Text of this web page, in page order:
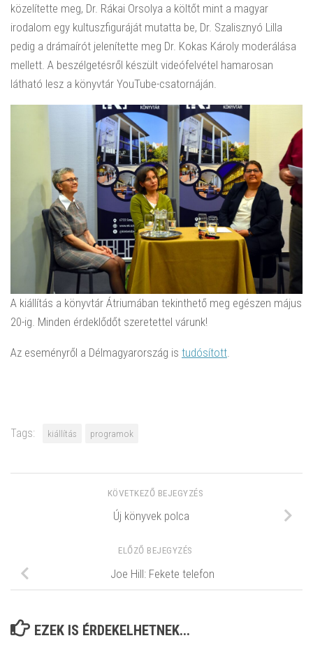
közelítette meg, Dr. Rákai Orsolya a költőt mint a magyar
irodalom egy kultuszfiguráját mutatta be, Dr. Szalisznyó Lilla
pedig a drámaírót jelenítette meg Dr. Kokas Károly moderálása
mellett. A beszélgetésről készült videófelvétel hamarosan
látható lesz a könyvtár YouTube-csatornáján.
A kiállítás a könyvtár Átriumában tekinthető meg egészen május
20-ig. Minden érdeklődőt szeretettel várunk!
Az eseményről a Délmagyarország is tudósított.
Tags: kiállítás programok
KÖVETKEZŐ BEJEGYZÉS
Új könyvek polca
ELŐZŐ BEJEGYZÉS
Joe Hill: Fekete telefon
EZEK IS ÉRDEKELHETNEK...